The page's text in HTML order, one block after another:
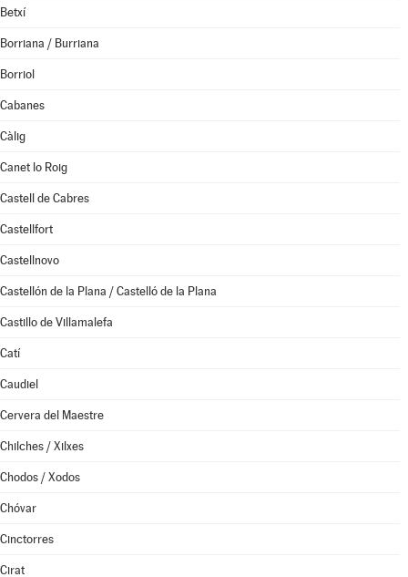
Betxí
Borriana / Burriana
Borriol
Cabanes
Càlig
Canet lo Roig
Castell de Cabres
Castellfort
Castellnovo
Castellón de la Plana / Castelló de la Plana
Castillo de Villamalefa
Catí
Caudiel
Cervera del Maestre
Chilches / Xilxes
Chodos / Xodos
Chóvar
Cinctorres
Cirat